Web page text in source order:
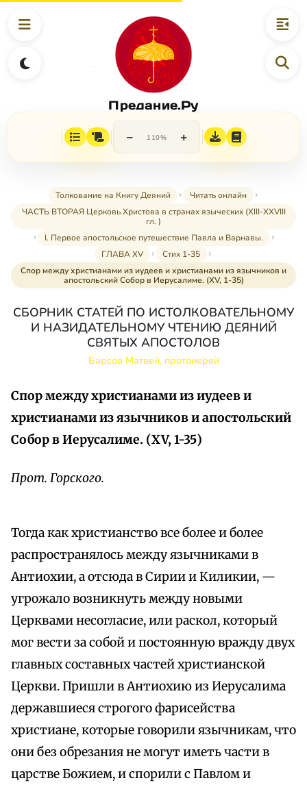
Предание.Ру
− 110% +
Толкование на Книгу Деяний
Читать онлайн
ЧАСТЬ ВТОРАЯ Церковь Христова в странах языческих (XIII-XXVIII
гл. )
I. Первое апостольское путешествие Павла и Варнавы.
ГЛАВА XV
Стих 1-35
Спор между христианами из иудеев и христианами из язычников и
апостольский Собор в Иерусалиме. (XV, 1-35)
СБОРНИК СТАТЕЙ ПО ИСТОЛКОВАТЕЛЬНОМУ
И НАЗИДАТЕЛЬНОМУ ЧТЕНИЮ ДЕЯНИЙ
СВЯТЫХ АПОСТОЛОВ
Барсов Матвей, протоиерей
Спор между христианами из иудеев и
христианами из язычников и апостольский
Собор в Иерусалиме. (XV, 1-35)
Прот. Горского.
Тогда как христианство все более и более
распространялось между язычниками в
Антиохии, а отсюда в Сирии и Киликии, —
угрожало возникнуть между новыми
Церквами несогласие, или раскол, который
мог вести за собой и постоянную вражду двух
главных составных частей христианской
Церкви. Пришли в Антиохию из Иерусалима
державшиеся строгого фарисейства
христиане, которые говорили язычникам, что
они без обрезания не могут иметь части в
царстве Божием, и спорили с Павлом и